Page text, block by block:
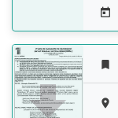


